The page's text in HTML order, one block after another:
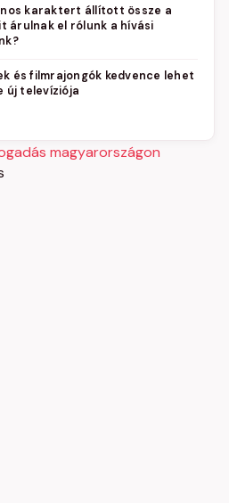
karaktert állított össze a
árulnak el rólunk a hívási
és filmrajongók kedvence lehet
új televíziója